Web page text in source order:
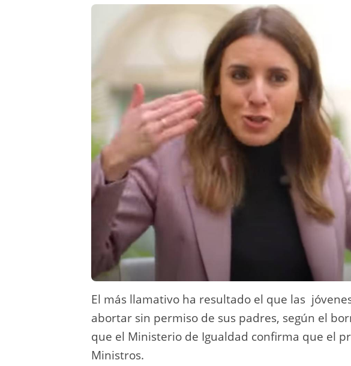
El más llamativo ha resultado el que las
abortar sin permiso de sus padres, según el
que el Ministerio de Igualdad confirma que el
Ministros.